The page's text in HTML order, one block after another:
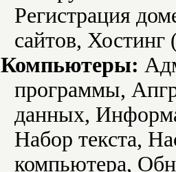
Регистрация
сайтов,
Компьютеры:
программы,
данных,
Набор текста,
компьютера,